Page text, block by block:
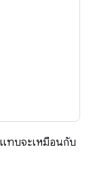
ทบจะเหมือนกับ